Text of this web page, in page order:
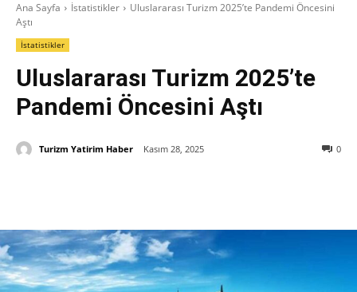
Ana Sayfa İstatistikler
Uluslararası Turizm 2025’te Pandemi Öncesini
Aştı
İstatistikler
Uluslararası Turizm 2025’te
Pandemi Öncesini Aştı
0
Turizm Yatirim Haber Kasım 28, 2025